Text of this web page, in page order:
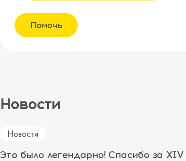
Помочь
Новости
Новости
Это было легендарно! Спасибо за XIV